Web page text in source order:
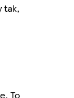
tak,
To